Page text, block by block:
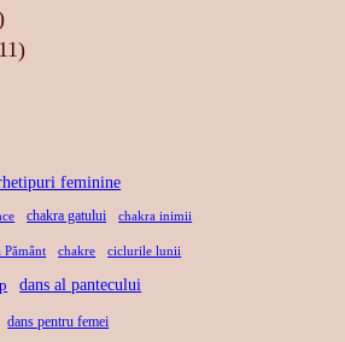
feminine
chakra gatului chakra inimii
Pământ chakre ciclurile lunii
dans al pantecului
dans pentru femei